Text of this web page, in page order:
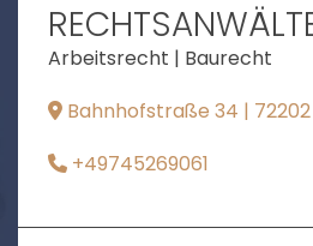
Arbeitsrecht | Baurecht
Bahnhofstraße 34 |
+49745269061